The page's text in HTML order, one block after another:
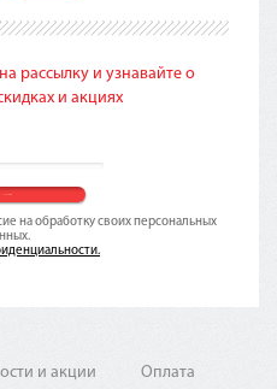
рассылку и узнавайте о
и акциях
на обработку своих персональных
и акции
Оплата